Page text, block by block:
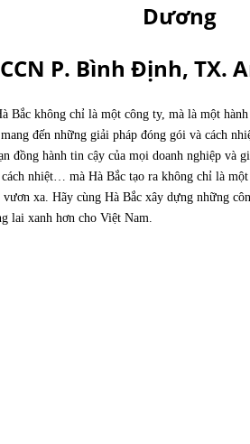
Dương
CCN P. Bình Định, TX.
Bắc không chỉ là một công ty, mà là một
đến những giải pháp đóng gói và cách
đồng hành tin cậy của mọi doanh nghiệp và
nhiệt… mà Hà Bắc tạo ra không chỉ là
vươn xa. Hãy cùng Hà Bắc xây dựng những
lai xanh hơn cho Việt Nam.